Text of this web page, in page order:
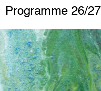
Programme 26/27